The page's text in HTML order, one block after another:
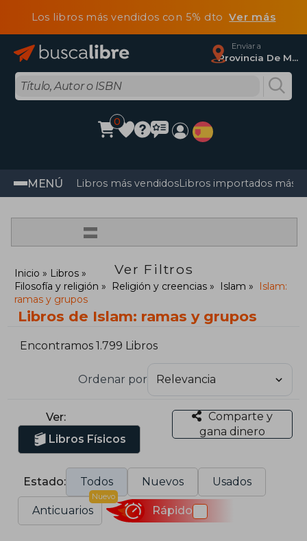
Los libros más vendidos con 5% dtoVer más
Enviar a
Provincia De Madrid
0
MENÚ Libros más vendidosLibros importados más
=
Ver Filtros
Inicio
Libros
Filosofía y religión
Religión y creencias Islam
Islam:
ramas y grupos
Libros de Islam: ramas y grupos
Encontramos 1.799 Libros
Ordenar por
Ver:
Libros Físicos
Comparte y
gana dinero
Estado: Todos Nuevos Usados
Anticuarios
Nuevo
Rápido